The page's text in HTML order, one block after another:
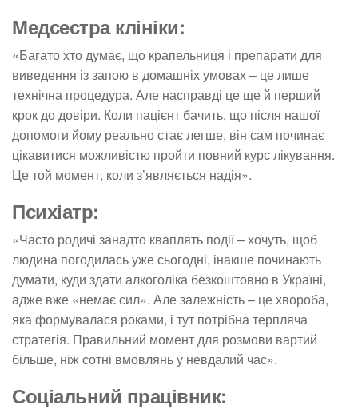
Медсестра клініки:
«Багато хто думає, що крапельниця і препарати для
виведення із запою в домашніх умовах – це лише
технічна процедура. Але насправді це ще й перший
крок до довіри. Коли пацієнт бачить, що після нашої
допомоги йому реально стає легше, він сам починає
цікавитися можливістю пройти повний курс лікування.
Це той момент, коли з’являється надія».
Психіатр:
«Часто родичі занадто кваплять події – хочуть, щоб
людина погодилась уже сьогодні, інакше починають
думати, куди здати алкоголіка безкоштовно в Україні,
адже вже «немає сил». Але залежність – це хвороба,
яка формувалася роками, і тут потрібна терпляча
стратегія. Правильний момент для розмови вартий
більше, ніж сотні вмовлянь у невдалий час».
Соціальний працівник: